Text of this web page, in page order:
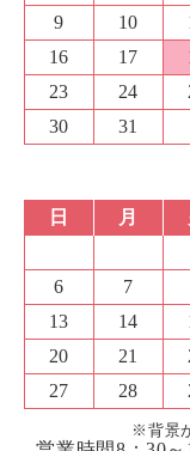
9
10
16
17
23
24
30
31
日
月
6
7
13
14
20
21
27
28
※背景